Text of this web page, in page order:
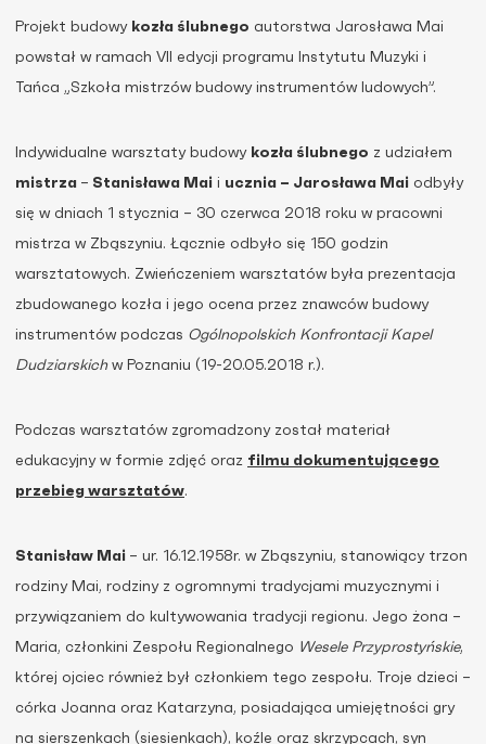
Projekt budowy kozła ślubnego autorstwa Jarosława Mai
powstał w ramach VII edycji programu Instytutu Muzyki i
Tańca „Szkoła mistrzów budowy instrumentów ludowych”.
Indywidualne warsztaty budowy kozła ślubnego z udziałem
mistrza – Stanisława Mai i ucznia – Jarosława Mai odbyły
się w dniach 1 stycznia – 30 czerwca 2018 roku w pracowni
mistrza w Zbąszyniu. Łącznie odbyło się 150 godzin
warsztatowych. Zwieńczeniem warsztatów była prezentacja
zbudowanego kozła i jego ocena przez znawców budowy
instrumentów podczas Ogólnopolskich Konfrontacji Kapel
Dudziarskichw Poznaniu (19-20.05.2018 r.).
Podczas warsztatów zgromadzony został materiał
edukacyjny w formie zdjęć oraz filmu dokumentującego
przebieg warsztatów.
Stanisław Mai – ur. 16.12.1958r. w Zbąszyniu, stanowiący trzon
rodziny Mai, rodziny z ogromnymi tradycjami muzycznymi i
przywiązaniem do kultywowania tradycji regionu. Jego żona –
Maria, członkini Zespołu Regionalnego Wesele Przyprostyńskie,
której ojciec również był członkiem tego zespołu. Troje dzieci –
córka Joanna oraz Katarzyna, posiadająca umiejętności gry
na sierszenkach (siesienkach), koźle oraz skrzypcach, syn